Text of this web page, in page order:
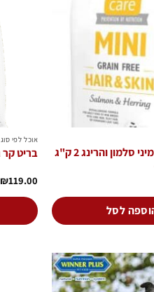
בריט קר בוגר מיני סלמון והרינג 2 ק"ג
לסל
אוכל לפי
בריט קר
₪119.00